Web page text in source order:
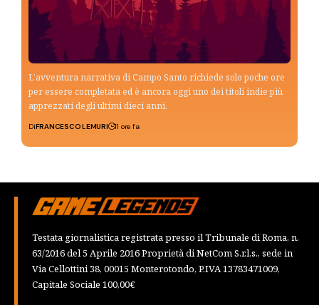
L’avventura narrativa di Campo Santo richiede solo poche ore
per essere completata ed è ancora oggi uno dei titoli indie più
apprezzati degli ultimi dieci anni.
DiFRANCESCO LEMURI 11 ore fa
Testata giornalistica registrata presso il Tribunale di Roma, n.
63/2016 del 5 Aprile 2016 Proprietà di NetCom S.r.l.s., sede in
Via Cellottini 38, 00015 Monterotondo, P.IVA 13783471009,
Capitale Sociale 100,00€